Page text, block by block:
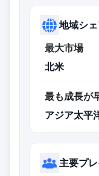
地域シ
最大市場
北米
最も成長が
アジア太平
主要プ